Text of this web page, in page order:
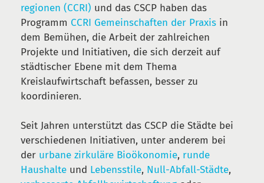
regionen (CCRI) und das CSCP haben das
Programm CCRI Gemeinschaften der Praxis in
dem Bemühen, die Arbeit der zahlreichen
Projekte und Initiativen, die sich derzeit auf
städtischer Ebene mit dem Thema
Kreislaufwirtschaft befassen, besser zu
koordinieren.
Seit Jahren unterstützt das CSCP die Städte bei
verschiedenen Initiativen, unter anderem bei
der urbane zirkuläre Bioökonomie, runde
Haushalte und Lebensstile, Null-Abfall-Städte,